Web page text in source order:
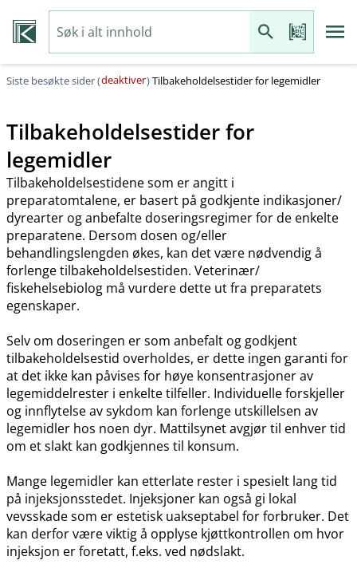
Siste besøkte sider (deaktiver)Tilbakeholdelsestider for legemidler
Tilbakeholdelsestider for
legemidler
Tilbakeholdelsestidene som er angitt i
preparatomtalene, er basert på godkjente indikasjoner​/​
dyrearter og anbefalte doseringsregimer for de enkelte
preparatene. Dersom dosen og​/​eller
behandlingslengden økes, kan det være nødvendig å
forlenge tilbakeholdelsestiden. Veterinær​/​
fiskehelsebiolog må vurdere dette ut fra preparatets
egenskaper.
Selv om doseringen er som anbefalt og godkjent
tilbakeholdelsestid overholdes, er dette ingen garanti for
at det ikke kan påvises for høye konsentrasjoner av
legemiddelrester i enkelte tilfeller. Individuelle forskjeller
og innflytelse av sykdom kan forlenge utskillelsen av
legemidler hos noen dyr. Mattilsynet avgjør til enhver tid
om et slakt kan godkjennes til konsum.
Mange legemidler kan etterlate rester i spesielt lang tid
på injeksjonsstedet. Injeksjoner kan også gi lokal
vevsskade som er estetisk uakseptabel for forbruker. Det
kan derfor være viktig å opplyse kjøttkontrollen om hvor
injeksjon er foretatt, f.eks. ved nødslakt.